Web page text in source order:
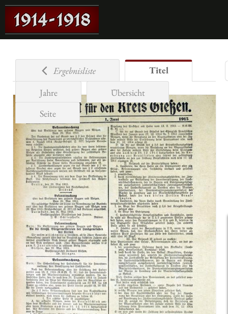
Ergebnisliste
Titel
Jahre
Übersicht
Seite